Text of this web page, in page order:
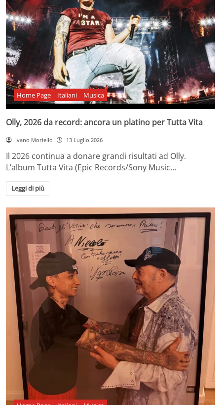
Home Page Italiani Musica
Olly, 2026 da record: ancora un platino per Tutta Vita
Ivano Moriello 13 Luglio 2026
Il 2026 continua a donare grandi risultati ad Olly.
L’album Tutta Vita (Epic Records/Sony Music…
Leggi di più